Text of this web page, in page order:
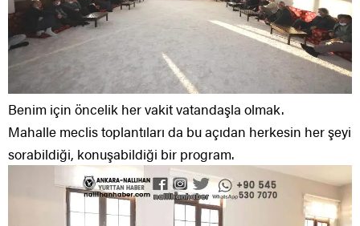
Benim için öncelik her vakit vatandaşla olmak.
Mahalle meclis toplantıları da bu açıdan herkesin her şeyi
sorabildiği, konuşabildiği bir program.